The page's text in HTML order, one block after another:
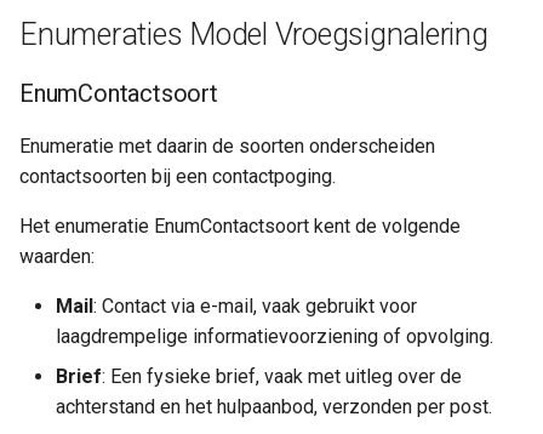
Enumeraties Model Vroegsignalering
EnumContactsoort
Enumeratie met daarin de soorten onderscheiden
contactsoorten bij een contactpoging.
Het enumeratie EnumContactsoort kent de volgende
waarden:
Mail: Contact via e-mail, vaak gebruikt voor
laagdrempelige informatievoorziening of opvolging.
Brief: Een fysieke brief, vaak met uitleg over de
achterstand en het hulpaanbod, verzonden per post.